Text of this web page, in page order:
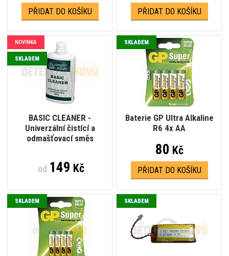
PŘIDAT DO KOŠÍKU PŘIDAT DO KOŠÍKU
BASIC CLEANER -
Univerzální čistící a
odmašťovací směs
NOVINKA
SKLADEM
od149 Kč
Baterie GP Ultra Alkaline
R6 4x AA
SKLADEM
80 Kč
PŘIDAT DO KOŠÍKU
SKLADEM SKLADEM